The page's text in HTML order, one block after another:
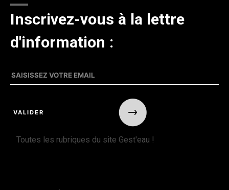
Inscrivez-vous à la lettre
d'information :
Toutes les rubriques du site Gest'eau !